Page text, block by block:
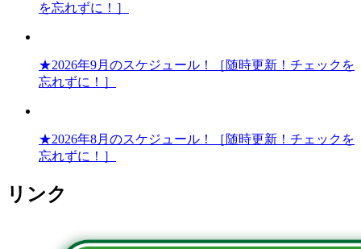
を忘れずに！］
★2026年9月のスケジュール！［随時更新！チェックを
忘れずに！］
★2026年8月のスケジュール！［随時更新！チェックを
忘れずに！］
リンク